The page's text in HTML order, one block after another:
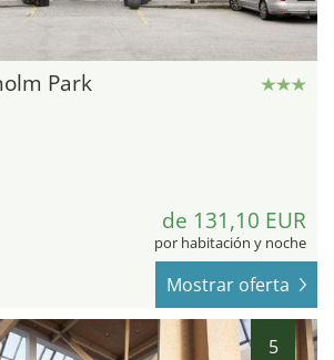
Park
de 131,10 EUR
por habitación y noche
Mostrar oferta
5